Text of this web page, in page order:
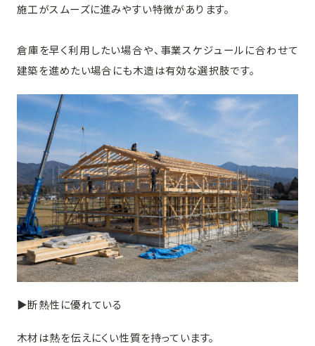
施工がスムーズに進みやすい特徴があります。
倉庫を早く利用したい場合や、事業スケジュールに合わせて
建築を進めたい場合にも木造は有効な選択肢です。
▶︎断熱性に優れている
木材は熱を伝えにくい性質を持っています。